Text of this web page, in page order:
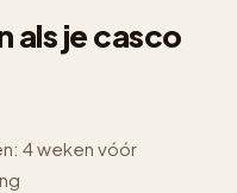
als je casco
4 weken vóór